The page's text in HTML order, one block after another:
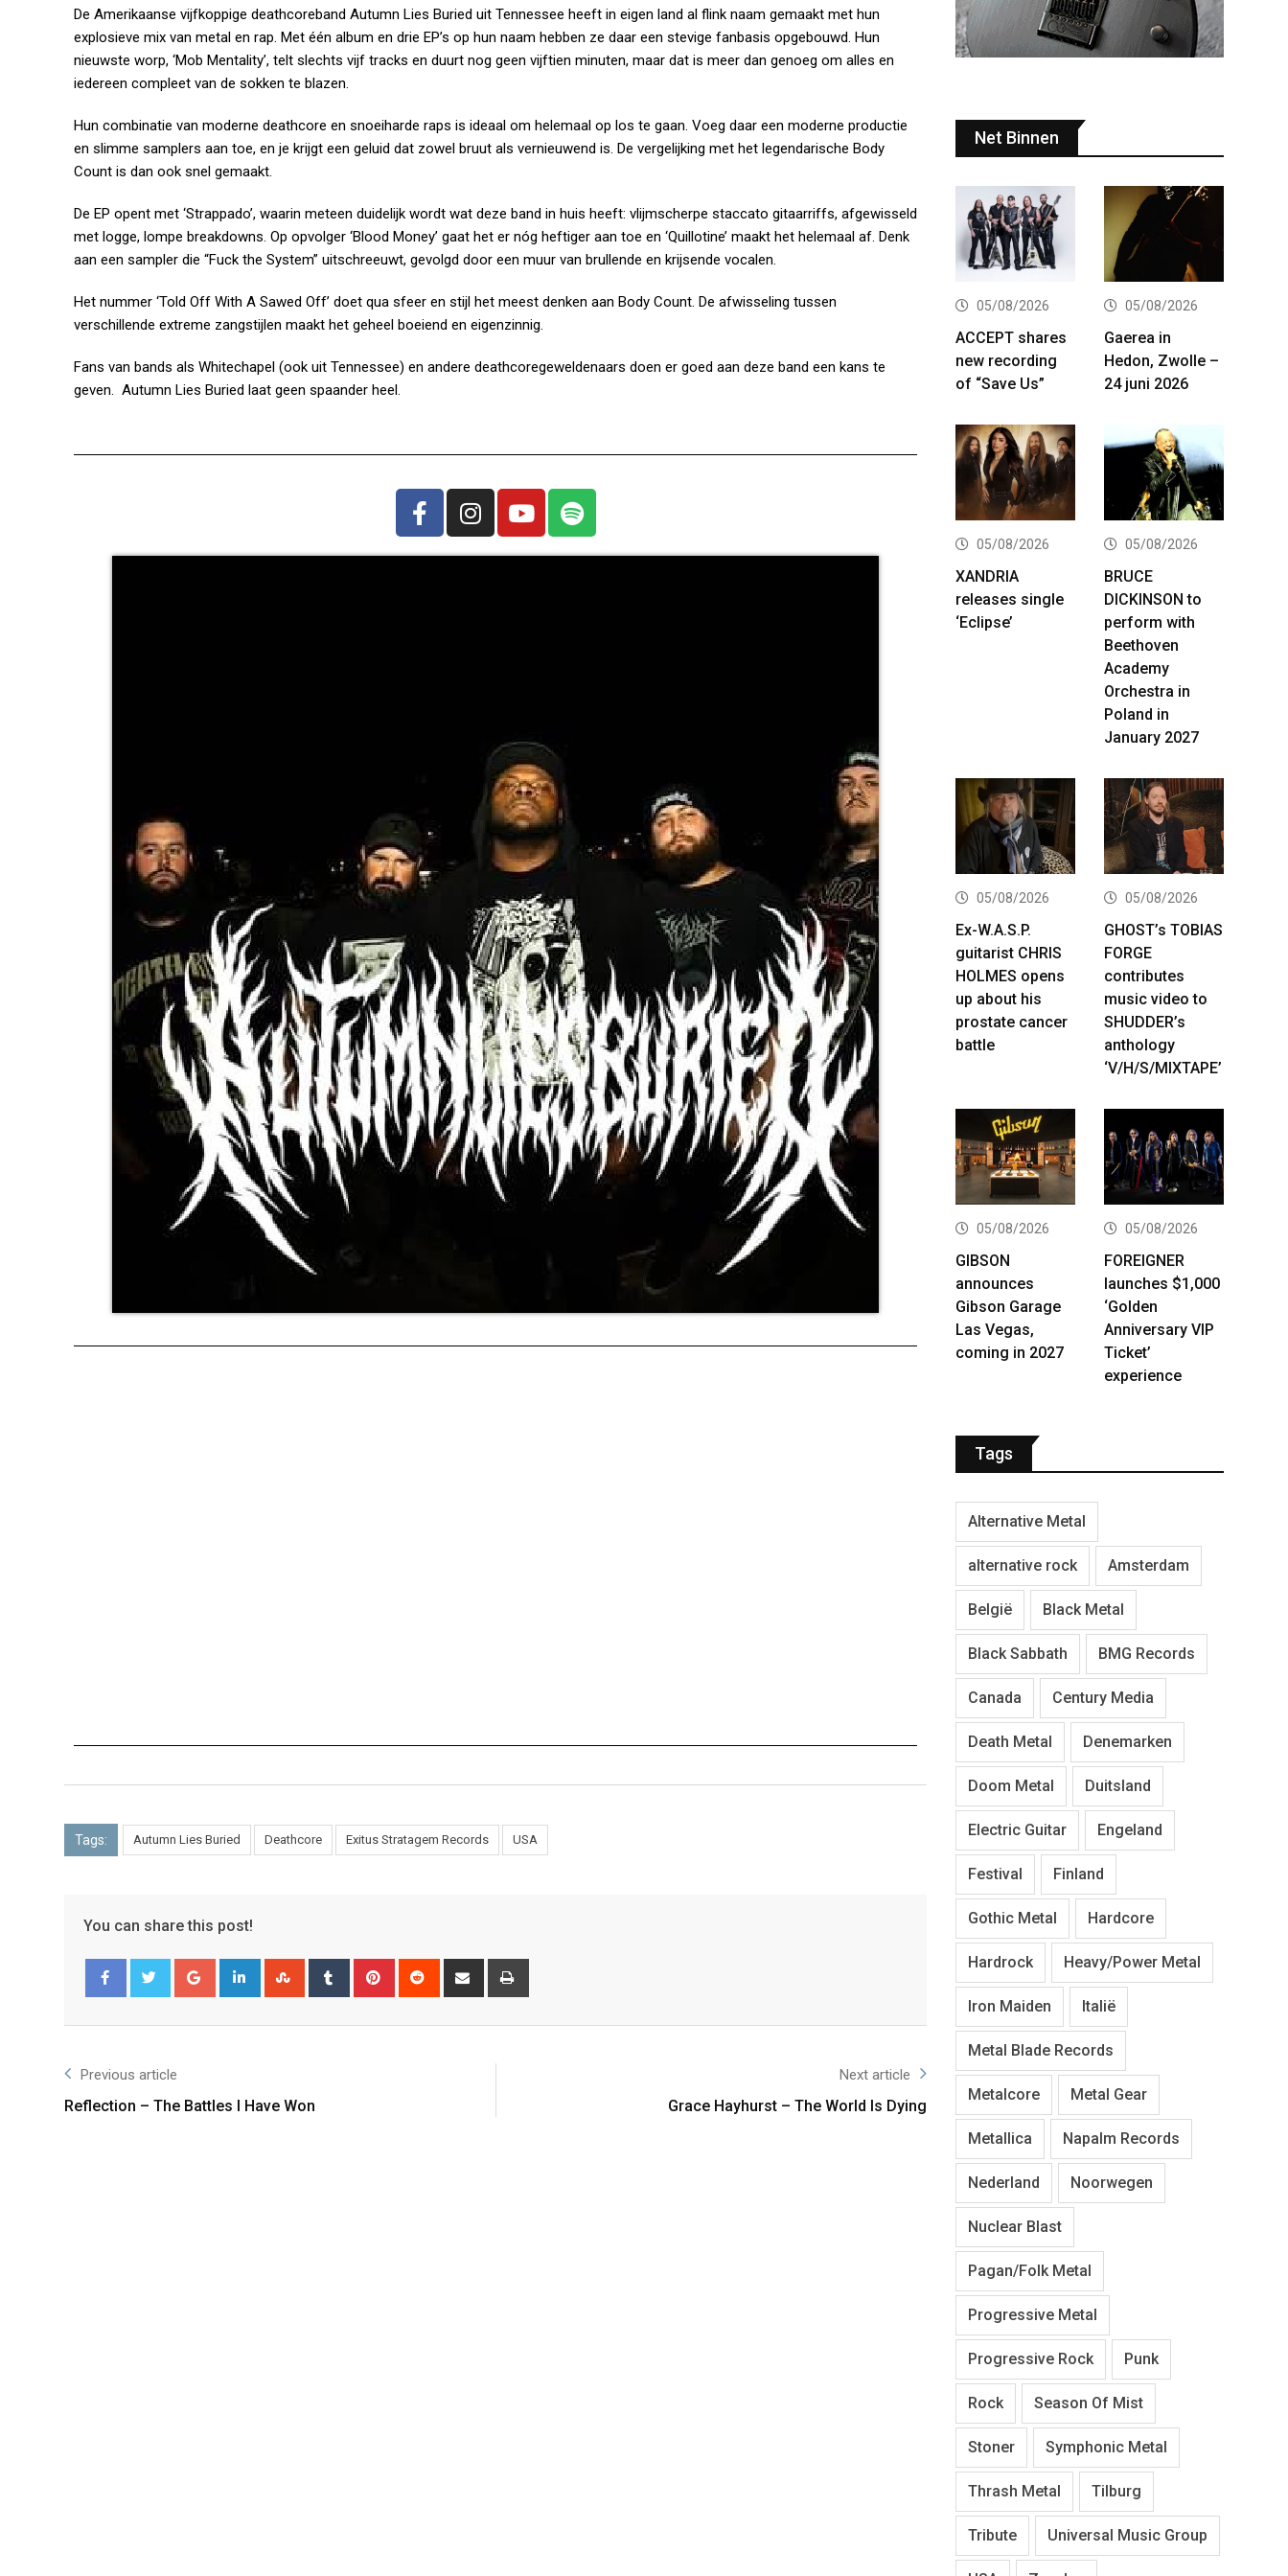
De Amerikaanse vijfkoppige deathcoreband Autumn Lies Buried uit Tennessee heeft in eigen land al flink naam gemaakt met hun
explosieve mix van metal en rap. Met één album en drie EP’s op hun naam hebben ze daar een stevige fanbasis opgebouwd. Hun
nieuwste worp, ‘Mob Mentality’, telt slechts vijf tracks en duurt nog geen vijftien minuten, maar dat is meer dan genoeg om alles en
iedereen compleet van de sokken te blazen.
Hun combinatie van moderne deathcore en snoeiharde raps is ideaal om helemaal op los te gaan. Voeg daar een moderne productie
en slimme samplers aan toe, en je krijgt een geluid dat zowel bruut als vernieuwend is. De vergelijking met het legendarische Body
Count is dan ook snel gemaakt.
De EP opent met ‘Strappado’, waarin meteen duidelijk wordt wat deze band in huis heeft: vlijmscherpe staccato gitaarriffs, afgewisseld
met logge, lompe breakdowns. Op opvolger ‘Blood Money’ gaat het er nóg heftiger aan toe en ‘Quillotine’ maakt het helemaal af. Denk
aan een sampler die “Fuck the System” uitschreeuwt, gevolgd door een muur van brullende en krijsende vocalen.
Het nummer ‘Told Off With A Sawed Off’ doet qua sfeer en stijl het meest denken aan Body Count. De afwisseling tussen
verschillende extreme zangstijlen maakt het geheel boeiend en eigenzinnig.
Fans van bands als Whitechapel (ook uit Tennessee) en andere deathcoregeweldenaars doen er goed aan deze band een kans te
geven. Autumn Lies Buried laat geen spaander heel.
Tags: Autumn Lies Buried Deathcore Exitus Stratagem Records USA
You can share this post!
Previous article
Reflection – The Battles I Have Won
Next article
Grace Hayhurst – The World Is Dying
Net Binnen
05/08/2026
ACCEPT shares
new recording
of “Save Us”
05/08/2026
Gaerea in
Hedon, Zwolle –
24 juni 2026
05/08/2026
XANDRIA
releases single
‘Eclipse’
05/08/2026
BRUCE
DICKINSON to
perform with
Beethoven
Academy
Orchestra in
Poland in
January 2027
05/08/2026
Ex-W.A.S.P.
guitarist CHRIS
HOLMES opens
up about his
prostate cancer
battle
05/08/2026
GHOST’s TOBIAS
FORGE
contributes
music video to
SHUDDER’s
anthology
‘V/H/S/MIXTAPE’
05/08/2026
GIBSON
announces
Gibson Garage
Las Vegas,
coming in 2027
05/08/2026
FOREIGNER
launches $1,000
‘Golden
Anniversary VIP
Ticket’
experience
Tags
Alternative Metal
alternative rock Amsterdam
België Black Metal
Black Sabbath BMG Records
Canada Century Media
Death Metal Denemarken
Doom Metal Duitsland
Electric Guitar Engeland
Festival Finland
Gothic Metal Hardcore
Hardrock Heavy/Power Metal
Iron Maiden Italië
Metal Blade Records
Metalcore Metal Gear
Metallica Napalm Records
Nederland Noorwegen
Nuclear Blast
Pagan/Folk Metal
Progressive Metal
Progressive Rock Punk
Rock Season Of Mist
Stoner Symphonic Metal
Thrash Metal Tilburg
Tribute Universal Music Group